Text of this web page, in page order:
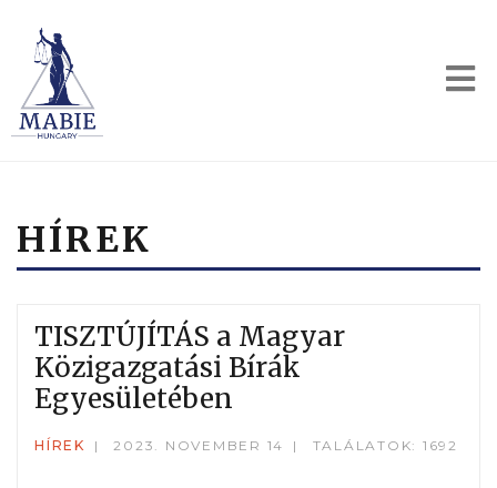
HÍREK
TISZTÚJÍTÁS a Magyar
Közigazgatási Bírák
Egyesületében
HÍREK 2023. NOVEMBER 14 TALÁLATOK: 1692